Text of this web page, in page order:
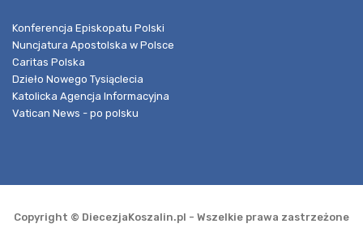
Konferencja Episkopatu Polski
Nuncjatura Apostolska w Polsce
Caritas Polska
Dzieło Nowego Tysiąclecia
Katolicka Agencja Informacyjna
Vatican News - po polsku
Copyright © DiecezjaKoszalin.pl - Wszelkie prawa zastrzeżone